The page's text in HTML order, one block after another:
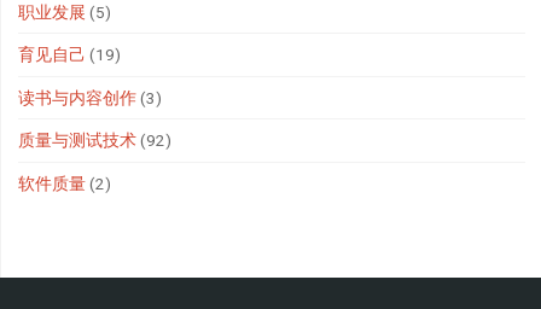
职业发展 (5)
育见自己 (19)
读书与内容创作(3)
质量与测试技术(92)
软件质量(2)